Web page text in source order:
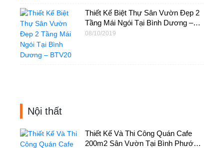
Thiết Kế Biệt Thự Sân Vườn Đẹp 2
Tầng Mái Ngói Tại Bình Dương –
BTV20
08/10/2019
Nội thất
Thiết Kế Và Thi Công Quán Cafe
200m2 Sân Vườn Tại Bình Phước –